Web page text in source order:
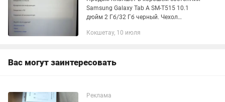
Samsung Galaxy Tab A SM-T515 10.1
дюйм 2 Гб/32 Гб черный. Чехол
комплекте.
Кокшетау, 10 июля
Вас могут заинтересовать
Реклама